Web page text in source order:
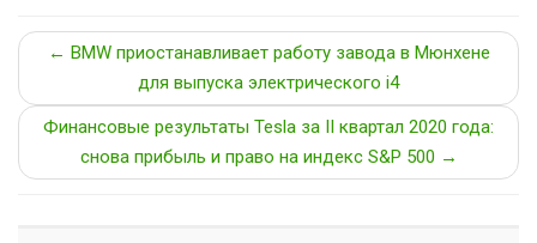
← BMW приостанавливает работу завода в Мюнхене
для выпуска электрического i4
Финансовые результаты Tesla за II квартал 2020 года:
снова прибыль и право на индекс S&P 500 →